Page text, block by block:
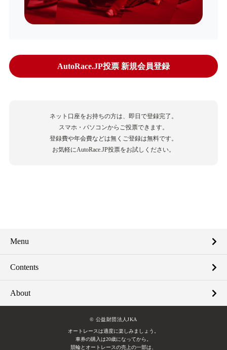
AutoRace.JP投票 新規会員登録
ネット口座をお持ちの方は、即日で登録完了。
スマホ・パソコンからご投票できます。
登録費や年会費などは無くご登録は無料です。
お気軽にAutoRace.JP投票をお試しください。
Menu
Contents
About
© 公益財団法人JKA
オートレースは適度に楽しみましょう。
車券の購入は20歳になってから。
競輪とオートレースの売上の一部は、